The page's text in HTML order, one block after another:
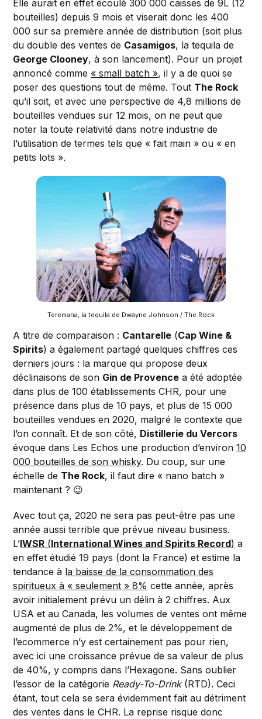
Elle aurait en effet écoulé 300 000 caisses de 9L (12
bouteilles) depuis 9 mois et viserait donc les 400
000 sur sa première année de distribution (soit plus
du double des ventes de Casamigos, la tequila de
George Clooney, à son lancement). Pour un projet
annoncé comme « small batch », il y a de quoi se
poser des questions tout de même. Tout The Rock
qu’il soit, et avec une perspective de 4,8 millions de
bouteilles vendues sur 12 mois, on ne peut que
noter la toute relativité dans notre industrie de
l’utilisation de termes tels que « fait main » ou « en
petits lots ».
Teremana, la tequila de Dwayne Johnson / The Rock
A titre de comparaison : Cantarelle (Cap Wine &
Spirits) a également partagé quelques chiffres ces
derniers jours : la marque qui propose deux
déclinaisons de son Gin de Provence a été adoptée
dans plus de 100 établissements CHR, pour une
présence dans plus de 10 pays, et plus de 15 000
bouteilles vendues en 2020, malgré le contexte que
l’on connaît. Et de son côté, Distillerie du Vercors
évoque dans Les Echos une production d’environ10
000 bouteilles de son whisky. Du coup, sur une
échelle de The Rock, il faut dire « nano batch »
maintenant ? 😉
Avec tout ça, 2020 ne sera pas peut-être pas une
année aussi terrible que prévue niveau business.
L’IWSR (International Wines and Spirits Record) a
en effet étudié 19 pays (dont la France) et estime la
tendance à la baisse de la consommation des
spiritueux à « seulement » 8% cette année, après
avoir initialement prévu un délin à 2 chiffres. Aux
USA et au Canada, les volumes de ventes ont même
augmenté de plus de 2%, et le développement de
l’ecommerce n’y est certainement pas pour rien,
avec ici une croissance prévue de sa valeur de plus
de 40%, y compris dans l’Hexagone. Sans oublier
l’essor de la catégorie Ready-To-Drink(RTD). Ceci
étant, tout cela se sera évidemment fait au détriment
des ventes dans le CHR. La reprise risque donc